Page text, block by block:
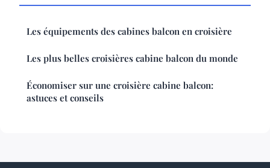
Les équipements des cabines balcon en croisière
Les plus belles croisières cabine balcon du monde
Économiser sur une croisière cabine balcon:
astuces et conseils